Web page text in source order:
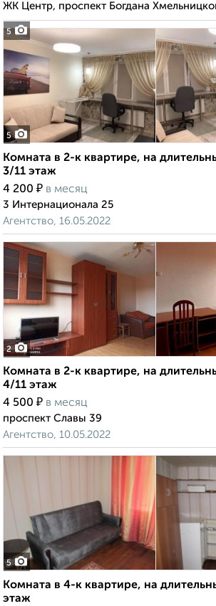
5
ЖК Центр, проспект Богдана
5
Комната в 2-к квартире, на
3/11 этаж
4 200 ₽ в месяц
3 Интернационала 25
Агентство, 16.05.2022
2
Комната в 2-к квартире, на
4/11 этаж
4 500 ₽ в месяц
проспект Славы 39
Агентство, 10.05.2022
5
Комната в 4-к квартире, на
этаж